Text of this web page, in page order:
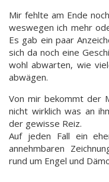
Mir fehlte am Ende
weswegen ich mehr
Es gab ein paar
sich da noch eine
wohl abwarten, wie
abwägen.
Von mir bekommt der
nicht wirklich was an
der gewisse Reiz.
Auf jeden Fall ein
annehmbaren
rund um Engel und